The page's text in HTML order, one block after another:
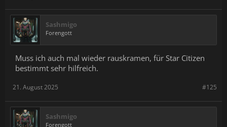
Sashmigo
Forengott
Muss ich auch mal wieder rauskramen, für Star Citizen
bestimmt sehr hilfreich.
#125
21. August 2025
Sashmigo
Forengott